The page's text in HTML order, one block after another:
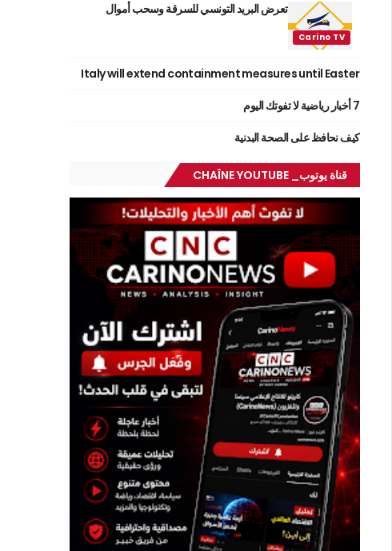
تعرض البريد التونسي للسرقة وسحب أموال
Italy will extend containment measures until Easter
7 أخبار رياضية لا تفوتك اليوم
كيف نحافظ على الصحة البدنية
قناة يوتوب_ CHAÎNE YOUTUBE